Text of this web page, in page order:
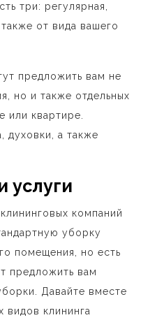
три: регулярная,
от вида вашего
предложить вам не
но и также отдельных
или квартире.
духовки, а также
услуги
компаний
уборку
помещения, но есть
предложить вам
Давайте вместе
видов клининга